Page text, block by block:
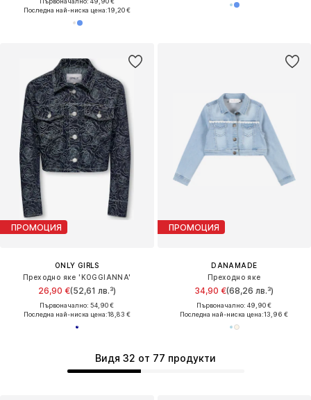
Последна най-ниска цена:19,20 €
ПРОМОЦИЯ
ONLY GIRLS
Преходно яке 'KOGGIANNA'
26,90 €(52,61 лв.³)
Първоначално: 54,90 €
Последна най-ниска цена:18,83 €
ПРОМОЦИЯ
DANAMADE
Преходно яке
34,90 €(68,26 лв.³)
Първоначално: 49,90 €
Последна най-ниска цена:13,96 €
Видя 32 от 77 продукти